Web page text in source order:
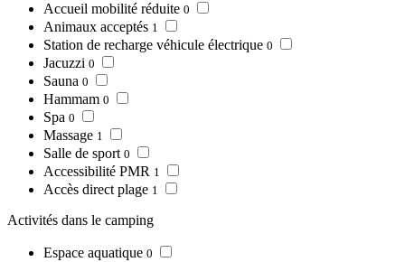
Accueil mobilité réduite 0
Animaux acceptés 1
Station de recharge véhicule électrique 0
Jacuzzi 0
Sauna 0
Hammam 0
Spa 0
Massage 1
Salle de sport 0
Accessibilité PMR 1
Accès direct plage 1
Activités dans le camping
Espace aquatique 0